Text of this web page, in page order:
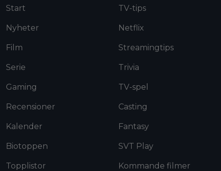
Start
Nyheter
Film
Serie
Gaming
Recensioner
Kalender
Biotoppen
Topplistor
TV-tips
Netflix
Streamingtips
Trivia
TV-spel
Casting
Fantasy
SVT Play
Kommande filmer